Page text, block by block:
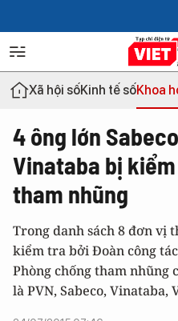
Xã hội sốKinh tế sốKhoa
4 ông lớn
Vinataba bị
tham nhũng
Trong danh sách 8 đơn vị
kiểm tra bởi Đoàn công
Phòng chống tham nhũng
là PVN, Sabeco, Vinataba,